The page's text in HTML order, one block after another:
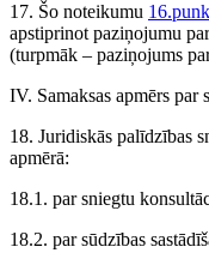
17. Šo noteikumu
apstiprinot paziņojumu
(turpmāk – paziņojums
IV. Samaksas apmērs
18. Juridiskās palīdzības
apmērā:
18.1. par sniegtu
18.2. par sūdzības